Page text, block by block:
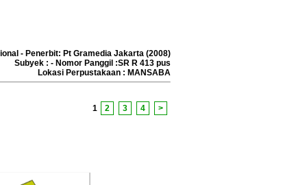
- Penerbit: Pt Gramedia Jakarta (2008)
Subyek : - Nomor Panggil :SR R 413 pus
Lokasi Perpustakaan : MANSABA
1 2 3 4 >
MASJID
PEMBANGUNAN